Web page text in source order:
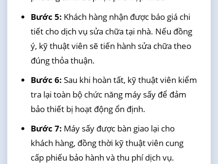
Bước 5: Khách hàng nhận được báo giá chi
tiết cho dịch vụ sửa chữa tại nhà. Nếu đồng
ý, kỹ thuật viên sẽ tiến hành sửa chữa theo
đúng thỏa thuận.
Bước 6: Sau khi hoàn tất, kỹ thuật viên kiểm
tra lại toàn bộ chức năng máy sấy để đảm
bảo thiết bị hoạt động ổn định.
Bước 7: Máy sấy được bàn giao lại cho
khách hàng, đồng thời kỹ thuật viên cung
cấp phiếu bảo hành và thu phí dịch vụ.